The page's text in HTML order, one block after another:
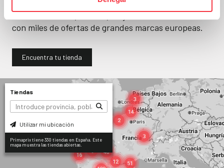
tiendas. Seguro que
con miles de ofertas de grandes marcas europeas.
Encuentra tu tienda
Tiendas
Utilizar mi ubicación
Primaprix tiene 330 tiendas en España. Este
mapa muestra las tiendas abiertas.